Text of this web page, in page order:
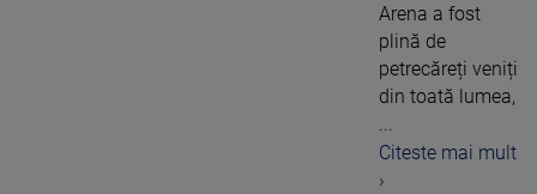
Arena a fost
plină de
petrecăreți veniți
din toată lumea,
...
Citeste mai mult
›